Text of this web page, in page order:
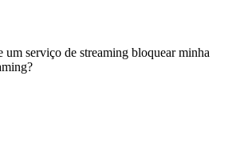
um serviço de streaming bloquear minha